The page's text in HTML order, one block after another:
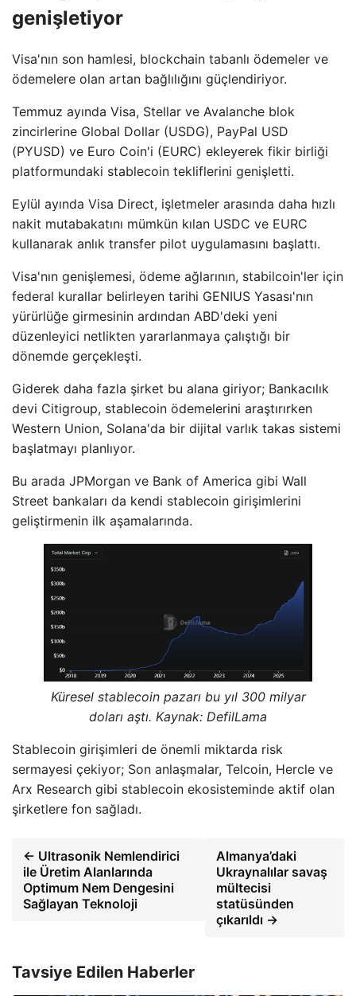
genişletiyor
Visa'nın son hamlesi, blockchain tabanlı ödemeler ve
ödemelere olan artan bağlılığını güçlendiriyor.
Temmuz ayında Visa, Stellar ve Avalanche blok
zincirlerine Global Dollar (USDG), PayPal USD
(PYUSD) ve Euro Coin'i (EURC) ekleyerek fikir birliği
platformundaki stablecoin tekliflerini genişletti.
Eylül ayında Visa Direct, işletmeler arasında daha hızlı
nakit mutabakatını mümkün kılan USDC ve EURC
kullanarak anlık transfer pilot uygulamasını başlattı.
Visa'nın genişlemesi, ödeme ağlarının, stabilcoin'ler için
federal kurallar belirleyen tarihi GENIUS Yasası'nın
yürürlüğe girmesinin ardından ABD'deki yeni
düzenleyici netlikten yararlanmaya çalıştığı bir
dönemde gerçekleşti.
Giderek daha fazla şirket bu alana giriyor; Bankacılık
devi Citigroup, stablecoin ödemelerini araştırırken
Western Union, Solana'da bir dijital varlık takas sistemi
başlatmayı planlıyor.
Bu arada JPMorgan ve Bank of America gibi Wall
Street bankaları da kendi stablecoin girişimlerini
geliştirmenin ilk aşamalarında.
Küresel stablecoin pazarı bu yıl 300 milyar
doları aştı. Kaynak: DefilLama
Stablecoin girişimleri de önemli miktarda risk
sermayesi çekiyor; Son anlaşmalar, Telcoin, Hercle ve
Arx Research gibi stablecoin ekosisteminde aktif olan
şirketlere fon sağladı.
← Ultrasonik Nemlendirici
ile Üretim Alanlarında
Optimum Nem Dengesini
Sağlayan Teknoloji
Almanya’daki
Ukraynalılar savaş
mültecisi
statüsünden
çıkarıldı →
Tavsiye Edilen Haberler